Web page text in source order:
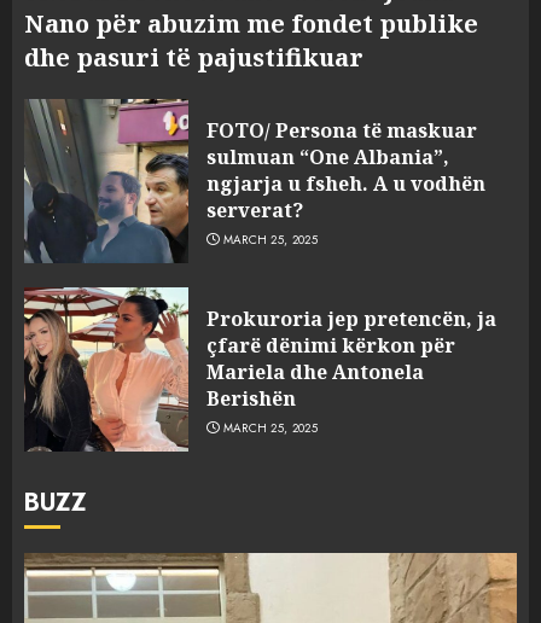
Nano për abuzim me fondet publike
dhe pasuri të pajustifikuar
FOTO/ Persona të maskuar
sulmuan “One Albania”,
ngjarja u fsheh. A u vodhën
serverat?
MARCH 25, 2025
Prokuroria jep pretencën, ja
çfarë dënimi kërkon për
Mariela dhe Antonela
Berishën
MARCH 25, 2025
BUZZ